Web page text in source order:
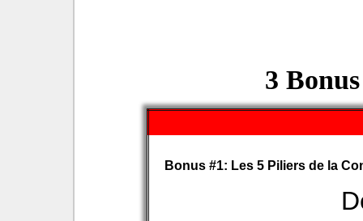
3
Bonus #1: Les 5 Piliers de la